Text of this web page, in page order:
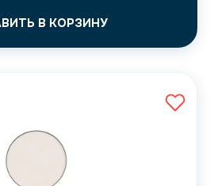
В КОРЗИНУ